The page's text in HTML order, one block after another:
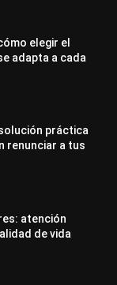
elegir el
adapta a cada
práctica
renunciar a tus
atención
de vida